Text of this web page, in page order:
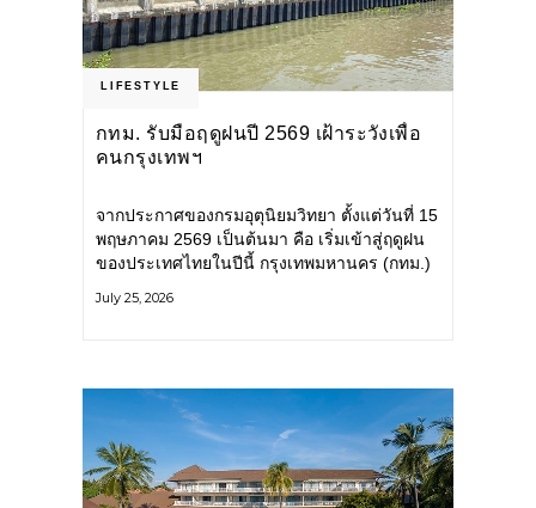
LIFESTYLE
กทม. รับมือฤดูฝนปี 2569 เฝ้าระวังเพื่อ
คนกรุงเทพฯ
จากประกาศของกรมอุตุนิยมวิทยา ตั้งแต่วันที่ 15
พฤษภาคม 2569 เป็นต้นมา คือ เริ่มเข้าสู่ฤดูฝน
ของประเทศไทยในปีนี้ กรุงเทพมหานคร (กทม.)
โครงสร้างพื้นฐาน
July 25, 2026